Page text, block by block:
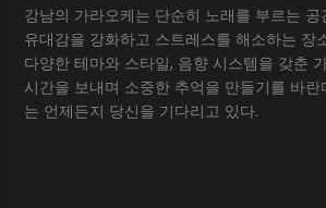
강남의 가라오케는 단순히 노래를 부르는 공
유대감을 강화하고 스트레스를 해소하는 장
다양한 테마와 스타일, 음향 시스템을 갖춘
시간을 보내며 소중한 추억을 만들기를 바란
는 언제든지 당신을 기다리고 있다.